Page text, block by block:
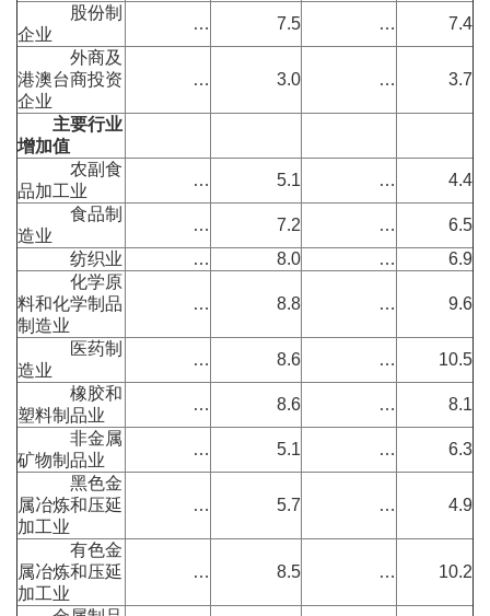
股份制
企业
… 7.5 …
7.4
外商及
港澳台商投资
企业
… 3.0 … 3.7
主要行业
增加值
农副食
品加工业
… 5.1 …
4.4
食品制
造业
… 7.2 …
6.5
纺织业
… 8.0 …
6.9
化学原
料和化学制品
制造业
… 8.8 … 9.6
医药制
造业
… 8.6 …
10.5
橡胶和
塑料制品业
… 8.6 …
8.1
非金属
矿物制品业
… 5.1 …
6.3
黑色金
属冶炼和压延
加工业
… 5.7 … 4.9
有色金
属冶炼和压延
加工业
… 8.5 … 10.2